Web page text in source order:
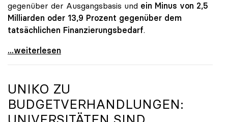
gegenüber der Ausgangsbasis und ein Minus von 2,5
Milliarden oder 13,9 Prozent gegenüber dem
tatsächlichen Finanzierungsbedarf.
\"Österreich ist für die heimischen Universitäten
...weiterlesen
UNIKO ZU
BUDGETVERHANDLUNGEN: